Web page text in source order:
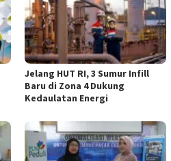
Jelang HUT RI, 3 Sumur Infill
Baru di Zona 4 Dukung
Kedaulatan Energi